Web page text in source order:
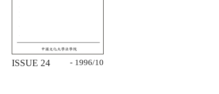
ISSUE 24 - 1996/10